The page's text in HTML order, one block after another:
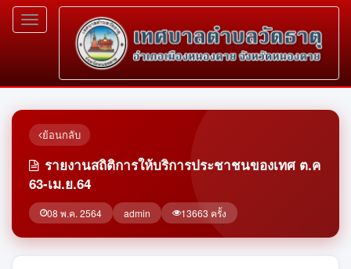
Toggle
navigation
ย้อนกลับ
รายงานสถิติการให้บริการประชาชนของเทศ ต.ค
63-เม.ย.64
08 พ.ค. 2564 admin 13663 ครั้ง